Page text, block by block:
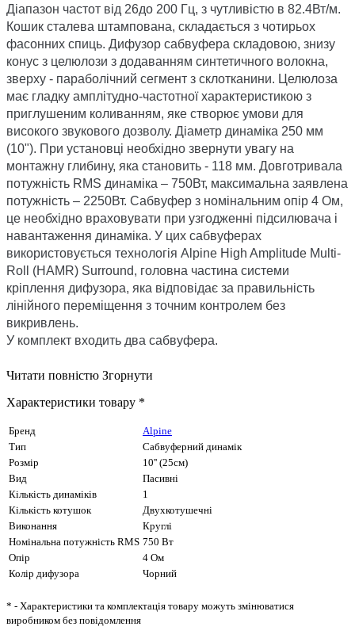
Діапазон частот від 26до 200 Гц, з чутливістю в 82.4Вт/м.
Кошик сталева штампована, складається з чотирьох
фасонних спиць. Дифузор сабвуфера складовою, знизу
конус з целюлози з додаванням синтетичного волокна,
зверху - параболічний сегмент з склотканини. Целюлоза
має гладку амплітудно-частотної характеристикою з
приглушеним коливанням, яке створює умови для
високого звукового дозволу. Діаметр динаміка 250 мм
(10"). При установці необхідно звернути увагу на
монтажну глибину, яка становить - 118 мм. Довготривала
потужність RMS динаміка – 750Вт, максимальна заявлена
потужність – 2250Вт. Сабвуфер з номінальним опір 4 Ом,
це необхідно враховувати при узгодженні підсилювача і
навантаження динаміка. У цих сабвуферах
використовується технологія Alpine High Amplitude Multi-
Roll (HAMR) Surround, головна частина системи
кріплення дифузора, яка відповідає за правильність
лінійного переміщення з точним контролем без
викривлень.
У комплект входить два сабвуфера.
Читати повністю Згорнути
Характеристики товару *
Бренд
Alpine
Тип
Сабвуферний динамік
Розмір
10'' (25см)
Вид
Пасивні
Кількість динаміків
1
Кількість котушок
Двухкотушечні
Виконання
Круглі
Номінальна потужність RMS 750 Вт
Опір
4 Ом
Колір дифузора
Чорний
* - Характеристики та комплектація товару можуть змінюватися
виробником без повідомлення